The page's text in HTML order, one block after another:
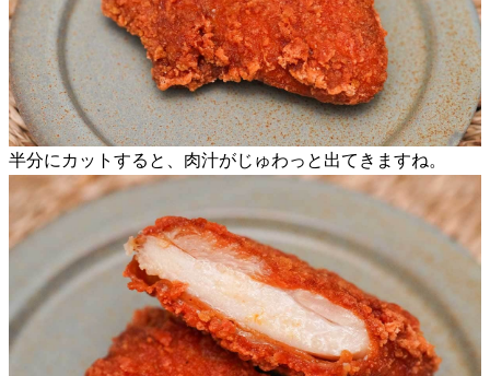
半分にカットすると、肉汁がじゅわっと出てきますね。